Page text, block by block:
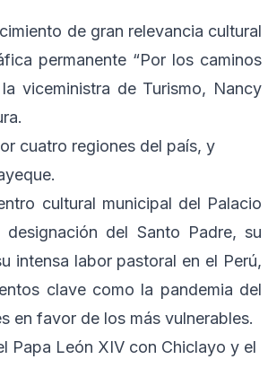
de gran relevancia cultural
permanente “Por los caminos
viceministra de Turismo, Nancy
cuatro regiones del país, y
cultural municipal del Palacio
del Santo Padre, su
intensa labor pastoral en el Perú,
clave como la pandemia del
en favor de los más vulnerables.
Papa León XIV con Chiclayo y el